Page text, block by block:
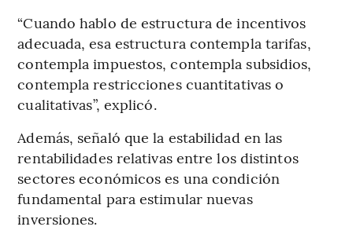
“Cuando hablo de estructura de incentivos
adecuada, esa estructura contempla tarifas,
contempla impuestos, contempla subsidios,
contempla restricciones cuantitativas o
cualitativas”, explicó.
Además, señaló que la estabilidad en las
rentabilidades relativas entre los distintos
sectores económicos es una condición
fundamental para estimular nuevas
inversiones.